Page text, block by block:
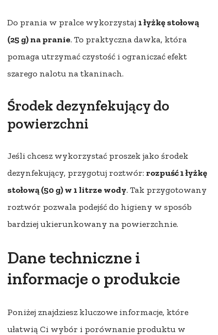
Do prania w pralce wykorzystaj 1 łyżkę stołową
(25 g) na pranie. To praktyczna dawka, która
pomaga utrzymać czystość i ograniczać efekt
szarego nalotu na tkaninach.
Środek dezynfekujący do
powierzchni
Jeśli chcesz wykorzystać proszek jako środek
dezynfekujący, przygotuj roztwór: rozpuść 1 łyżkę
stołową (50 g) w 1 litrze wody. Tak przygotowany
roztwór pozwala podejść do higieny w sposób
bardziej ukierunkowany na powierzchnie.
Dane techniczne i
informacje o produkcie
Poniżej znajdziesz kluczowe informacje, które
ułatwią Ci wybór i porównanie produktu w